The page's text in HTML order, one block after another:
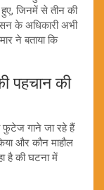
जिनमें से तीन की
के अधिकारी अभी
ने बताया कि
पहचान की
फुटेज गाने जा रहे हैं
और कौन माहौल
है की घटना में